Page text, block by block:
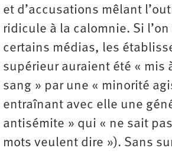
et d’accusations mêlant
ridicule à la calomnie. Si
certains médias, les
supérieur auraient été « mis
sang » par une « minorité
entraînant avec elle une
antisémite » qui « ne sait
mots veulent dire »). Sans